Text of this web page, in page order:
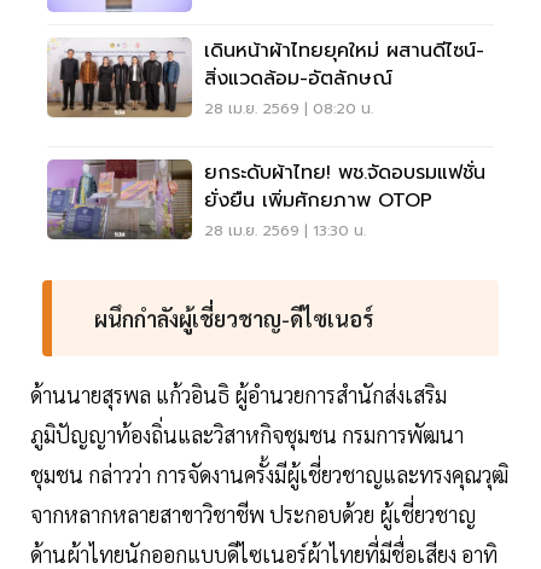
เดินหน้าผ้าไทยยุคใหม่ ผสานดีไซน์-
สิ่งแวดล้อม-อัตลักษณ์
28 เม.ย. 2569 | 08:20 น.
ยกระดับผ้าไทย! พช.จัดอบรมแฟชั่น
ยั่งยืน เพิ่มศักยภาพ OTOP
28 เม.ย. 2569 | 13:30 น.
ผนึกกำลังผู้เชี่ยวชาญ-ดีไซเนอร์
ด้านนายสุรพล แก้วอินธิ ผู้อำนวยการสำนักส่งเสริม
ภูมิปัญญาท้องถิ่นและวิสาหกิจชุมชน กรมการพัฒนา
ชุมชน กล่าวว่า การจัดงานครั้งมีผู้เชี่ยวชาญและทรงคุณวุฒิ
จากหลากหลายสาขาวิชาชีพ ประกอบด้วย ผู้เชี่ยวชาญ
ด้านผ้าไทยนักออกแบบดีไซเนอร์ผ้าไทยที่มีชื่อเสียง อาทิ